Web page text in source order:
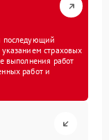
последующий
страховых
выполнения работ
работ и